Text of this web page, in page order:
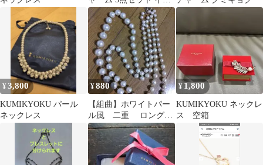
シャル K / ストーン
¥3,800
KUMIKYOKU パール
ネックレス
¥880
【組曲】ホワイトパー
ル風 二重 ロングネ
ックレス
¥ 1,800
KUMIKYOKU ネックレ
ス 空箱